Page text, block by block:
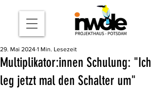
Multiplikator:innen Schulung: "Ich
leg jetzt mal den Schalter um"
29. Mai 2024 1 Min. Lesezeit